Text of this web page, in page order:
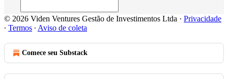
© 2026 Viden Ventures Gestão de Investimentos Ltda · Privacidade
∙ Termos ∙ Aviso de coleta
Comece seu Substack